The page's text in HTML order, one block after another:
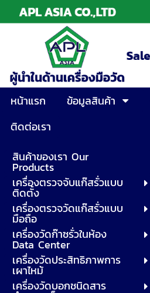
หน้าแรก ข้อมูลสินค้า
ติดต่อเรา
สินค้าของเรา Our
Products
เครื่องตรวจจับแก๊สรั่วแบบ
ติดตั้ง
เครื่องตรวจวัดแก๊สรั่วแบบ
มือถือ
เครื่องวัดก๊าซรั่วในห้อง
Data Center
เครื่องวัดประสิทธิภาพการ
เผาไหม้
เครื่องวัดบอกชนิดสาร